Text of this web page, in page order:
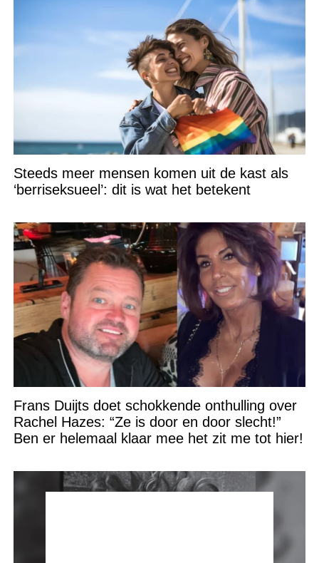
Steeds meer mensen komen uit de kast als
‘berriseksueel’: dit is wat het betekent
Frans Duijts doet schokkende onthulling over
Rachel Hazes: “Ze is door en door slecht!”
Ben er helemaal klaar mee het zit me tot hier!